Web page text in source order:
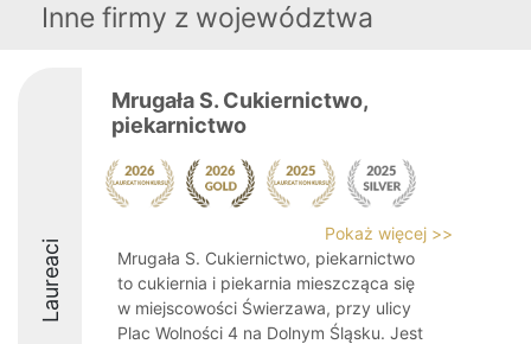
Inne firmy z województwa
Laureaci
Mrugała S. Cukiernictwo,
piekarnictwo
Pokaż więcej >>
Mrugała S. Cukiernictwo, piekarnictwo
to cukiernia i piekarnia mieszcząca się
w miejscowości Świerzawa, przy ulicy
Plac Wolności 4 na Dolnym Śląsku. Jest